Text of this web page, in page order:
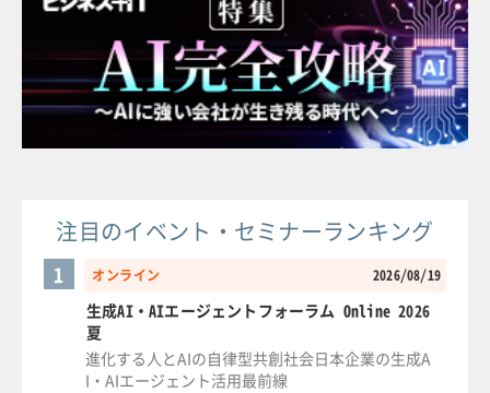
注目のイベント・セミナーランキング
オンライン 2026/08/19
1
生成AI・AIエージェントフォーラム Online 2026
夏
進化する人とAIの自律型共創社会日本企業の生成A
I・AIエージェント活用最前線